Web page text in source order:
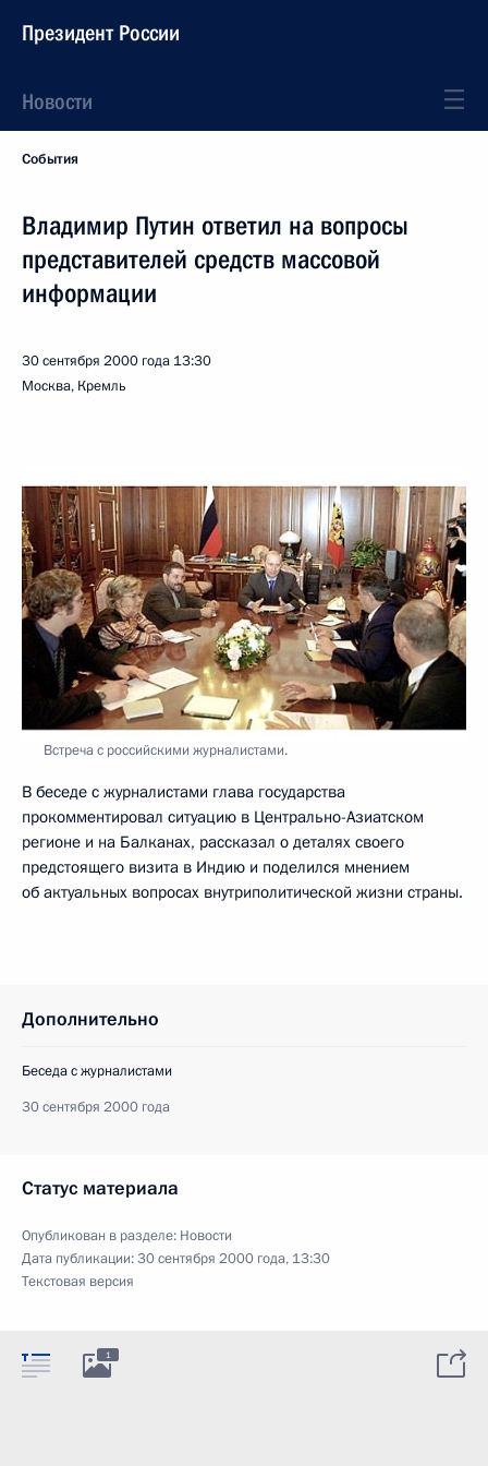
Президент России
Новости
События
Владимир Путин ответил на вопросы
представителей средств массовой
информации
30 сентября 2000 года 13:30
Москва, Кремль
Встреча с российскими журналистами.
В беседе с журналистами глава государства
прокомментировал ситуацию в Центрально-Азиатском
регионе и на Балканах, рассказал о деталях своего
предстоящего визита в Индию и поделился мнением
об актуальных вопросах внутриполитической жизни страны.
Дополнительно
Беседа с журналистами
30 сентября 2000 года
Статус материала
Опубликован в разделе: Новости
Дата публикации:30 сентября 2000 года, 13:30
Текстовая версия
1